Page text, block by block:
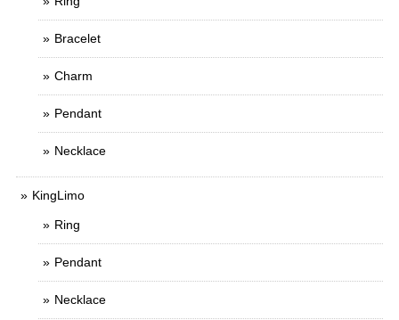
Bracelet
Charm
Pendant
Necklace
KingLimo
Ring
Pendant
Necklace